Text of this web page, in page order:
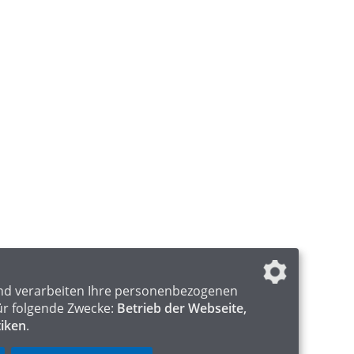
verarbeiten Ihre personenbezogenen
folgende Zwecke: Betrieb der Webseite,
.